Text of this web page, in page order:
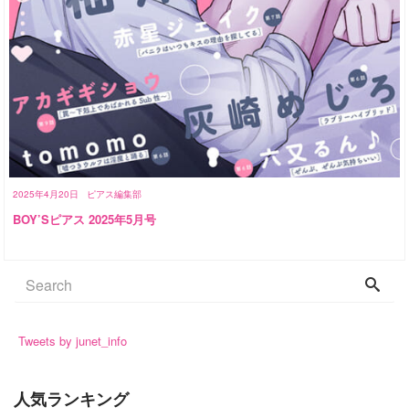
2025年4月20日 ピアス編集部
BOY’Sピアス 2025年5月号
Tweets by junet_info
人気ランキング